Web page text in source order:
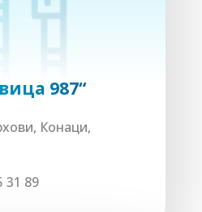
987“
Конаци,
31 89